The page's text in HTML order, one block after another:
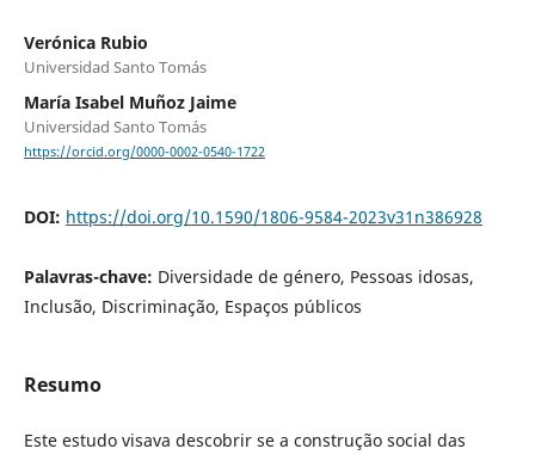
Verónica Rubio
Universidad Santo Tomás
María Isabel Muñoz Jaime
Universidad Santo Tomás
https://orcid.org/0000-0002-0540-1722
DOI: https://doi.org/10.1590/1806-9584-2023v31n386928
Palavras-chave: Diversidade de género, Pessoas idosas,
Inclusão, Discriminação, Espaços públicos
Resumo
Este estudo visava descobrir se a construção social das